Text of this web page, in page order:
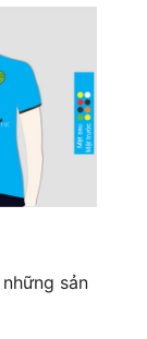
sản